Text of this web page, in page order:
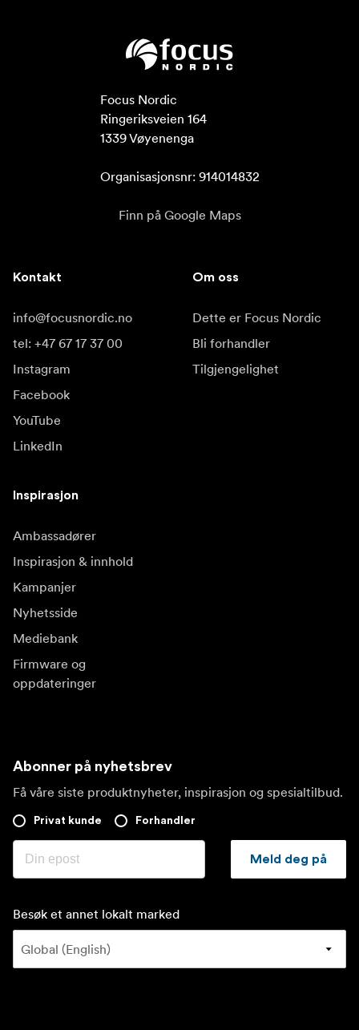
Focus Nordic
Ringeriksveien 164
1339 Vøyenenga
Organisasjonsnr: 914014832
Finn på Google Maps
Kontakt
info@focusnordic.no
tel: +47 67 17 37 00
Instagram
Facebook
YouTube
LinkedIn
Om oss
Dette er Focus Nordic
Bli forhandler
Tilgjengelighet
Inspirasjon
Ambassadører
Inspirasjon & innhold
Kampanjer
Nyhetsside
Mediebank
Firmware og
oppdateringer
Abonner på nyhetsbrev
Få våre siste produktnyheter, inspirasjon og spesialtilbud.
Privat kunde Forhandler
Meld deg på
Besøk et annet lokalt marked